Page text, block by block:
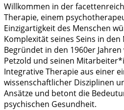
Willkommen in der
Therapie, einem
Einzigartigkeit des Menschen
Komplexität seines Seins in
Begründet in den 1960er
Petzold und seinen
Integrative Therapie aus einer
wissenschaftlicher Disziplinen
Ansätze und betont die
psychischen Gesundheit.